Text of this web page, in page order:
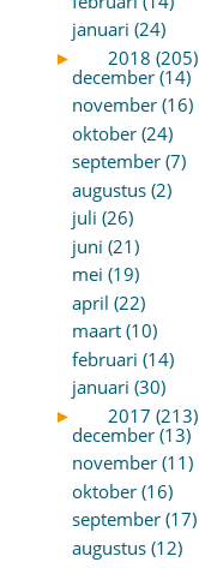
januari (24)
►
2018 (205)
december (14)
november (16)
oktober (24)
september (7)
augustus (2)
juli (26)
juni (21)
mei (19)
april (22)
maart (10)
februari (14)
januari (30)
►
2017 (213)
december (13)
november (11)
oktober (16)
september (17)
augustus (12)